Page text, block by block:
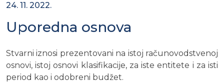
24. 11. 2022.
Uporedna osnova
Stvarni iznosi prezentovani na istoj računovodstvenoj
osnovi, istoj osnovi klasifikacije, za iste entitete i za isti
period kao i odobreni budžet.